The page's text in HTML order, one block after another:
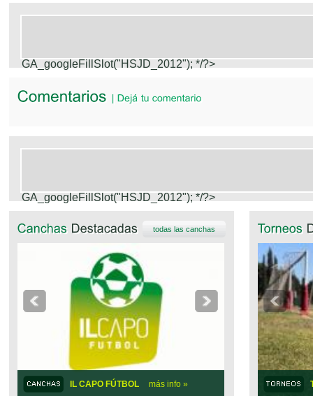
GA_googleFillSlot("HSJD_2012"); */?>
GA_googleFillSlot("HSJD_2012"); */?>
todas las canchas
IL CAPO FÚTBOL más info » SB5
FUI A LA PELOTA más info »